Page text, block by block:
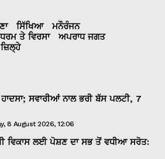
ਸਿੱਖਿਆ
ਮਨੌਰੰਜਨ
ਧਰਮ ਤੇ ਵਿਰਸਾ
ਅਪਰਾਧ ਜਗਤ
ਜ਼ਿਲ੍ਹੇ
ਸਵਾਰੀਆਂ ਨਾਲ ਭਰੀ ਬੱਸ ਪਲਟੀ, 7
8 August 2026, 12:06
ਵਿਕਾਸ ਲਈ ਪੋਸ਼ਣ ਦਾ ਸਭ ਤੋਂ ਵਧੀਆ ਸਰੋਤ: